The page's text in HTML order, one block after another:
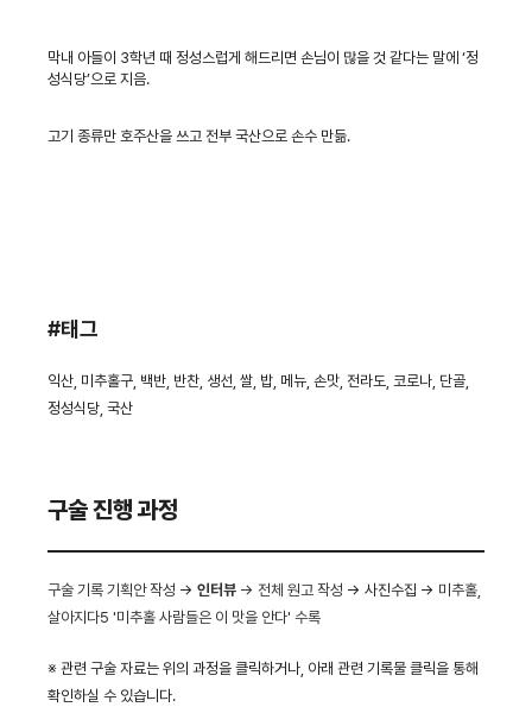
막내 아들이 3학년 때 정성스럽게 해드리면 손님이 많을 것 같다는 말에 ‘정
성식당’으로 지음.
고기 종류만 호주산을 쓰고 전부 국산으로 손수 만듦.
#태그
익산, 미추홀구, 백반, 반찬, 생선, 쌀, 밥, 메뉴, 손맛, 전라도, 코로나, 단골,
정성식당, 국산
구술 진행 과정
구술 기록 기획안 작성 → 인터뷰 → 전체 원고 작성 → 사진수집 → 미추홀,
살아지다5 '미추홀 사람들은 이 맛을 안다' 수록
※ 관련 구술 자료는 위의 과정을 클릭하거나, 아래 관련 기록물 클릭을 통해
확인하실 수 있습니다.